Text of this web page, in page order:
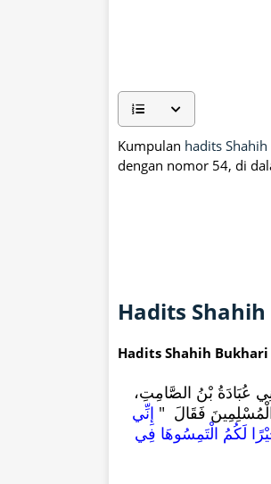
Kumpulan hadits
dengan nomor 54, di
Hadits
Hadits Shahih Bukhari
عُبَادَةُ بْنُ الصَّامِتِ،
فَقَالَ ‏ "‏ إِنِّي
لَكُمُ الْتَمِسُوهَا فِي